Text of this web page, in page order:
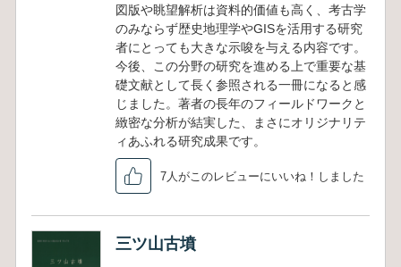
図版や眺望解析は資料的価値も高く、考古学
のみならず歴史地理学やGISを活用する研究
者にとっても大きな示唆を与える内容です。
今後、この分野の研究を進める上で重要な基
礎文献として長く参照される一冊になると感
じました。著者の長年のフィールドワークと
緻密な分析が結実した、まさにオリジナリテ
ィあふれる研究成果です。
7人がこのレビューにいいね！しました
三ツ山古墳